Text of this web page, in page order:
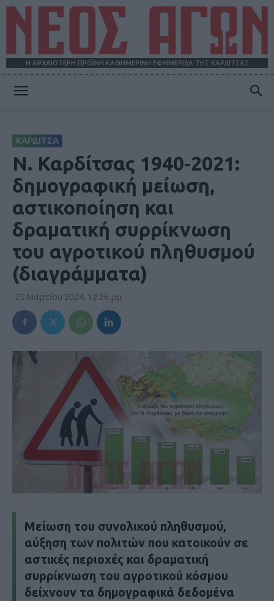
Η ΑΡΧΑΙΟΤΕΡΗ ΠΡΩΪΝΗ ΚΑΘΗΜΕΡΙΝΗ ΕΦΗΜΕΡΙΔΑ ΤΗΣ ΚΑΡΔΙΤΣΑΣ
ΚΑΡΔΙΤΣΑ
Ν. Καρδίτσας 1940-2021:
δημογραφική μείωση,
αστικοποίηση και
δραματική συρρίκνωση
του αγροτικού πληθυσμού
(διαγράμματα)
25 Μαρτίου 2024, 12:26 μμ
Μείωση του συνολικού πληθυσμού,
αύξηση των πολιτών που κατοικούν σε
αστικές περιοχές και δραματική
συρρίκνωση του αγροτικού κόσμου
δείχνουν τα δημογραφικά δεδομένα